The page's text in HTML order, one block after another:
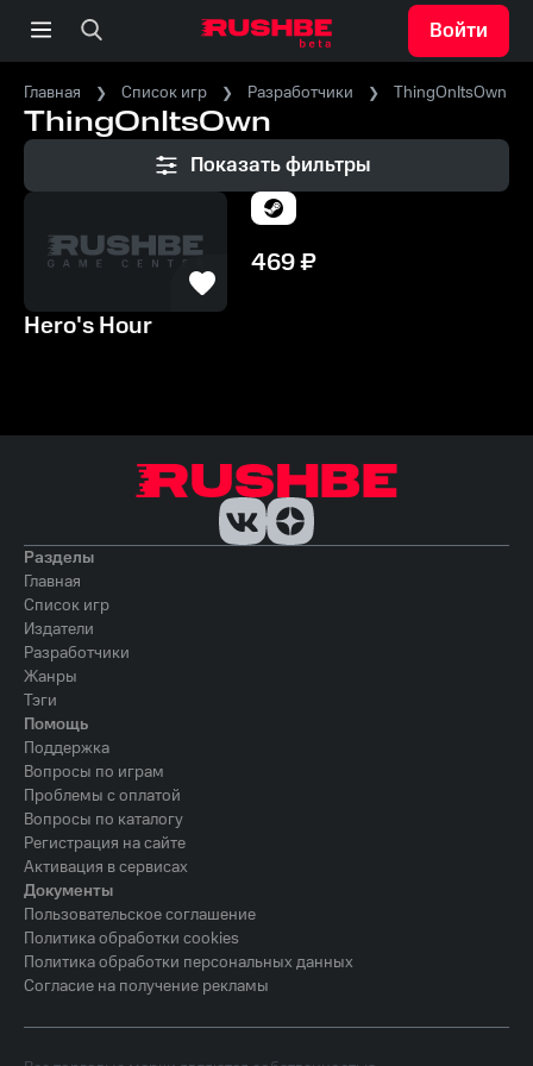
Войти
Главная Список игр Разработчики ThingOnItsOwn
ThingOnItsOwn
Показать фильтры
469₽
Hero's Hour
Разделы
Главная
Список игр
Издатели
Разработчики
Жанры
Тэги
Помощь
Поддержка
Вопросы по играм
Проблемы с оплатой
Вопросы по каталогу
Регистрация на сайте
Активация в сервисах
Документы
Пользовательское соглашение
Политика обработки cookies
Политика обработки персональных данных
Согласие на получение рекламы